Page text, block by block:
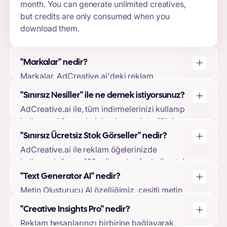
month. You can generate unlimited creatives,
but credits are only consumed when you
download them.
"Markalar" nedir?
Markalar, AdCreative.ai'deki reklam
oluşturarak logonuzu, marka renklerinizi, marka
açıklamalarınızı yükleyebilir ve reklam
öğrenimi modelimizin reklam öğesi
tasarımlarınızı ve tahminlerinizi markanıza göre
uyarlamasına olanak tanıyarak en yüksek
kalitede çıktı elde edilmesini sağlar.
"Sınırsız Nesiller" ile ne demek istiyorsunuz?
AdCreative.ai ile, tüm indirmelerinizi kullanıp
kullanmadığınıza bakılmaksızın, istediğiniz
kadar reklam oluşturma özgürlüğüne
sahipsiniz. İndirmelerinizi yalnızca
oluşturduğunuz reklam öğelerini indirmeyi
"Sınırsız Ücretsiz Stok Görseller" nedir?
AdCreative.ai ile reklam öğelerinizde
kullanmak üzere 100 milyondan fazla ücretsiz
stok görsele erişebilirsiniz. Bu görseller her
pakete dahildir ve kullanımları için sizden
"Text Generator AI" nedir?
Metin Oluşturucu AI özelliğimiz, çeşitli metin
dönüşüm sağlayan reklam metinleri ve başlıklar
"Creative Insights Pro" nedir?
Reklam hesaplarınızı birbirine bağlayarak,